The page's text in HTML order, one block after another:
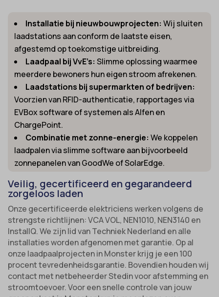
Installatie bij nieuwbouwprojecten: Wij sluiten
laadstations aan conform de laatste eisen,
afgestemd op toekomstige uitbreiding.
Laadpaal bij VvE’s: Slimme oplossing waarmee
meerdere bewoners hun eigen stroom afrekenen.
Laadstations bij supermarkten of bedrijven:
Voorzien van RFID-authenticatie, rapportages via
EVBox software of systemen als Alfen en
ChargePoint.
Combinatie met zonne-energie: We koppelen
laadpalen via slimme software aan bijvoorbeeld
zonnepanelen van GoodWe of SolarEdge.
Veilig, gecertificeerd en gegarandeerd
zorgeloos laden
Onze gecertificeerde elektriciens werken volgens de
strengste richtlijnen: VCA VOL, NEN1010, NEN3140 en
InstallQ. We zijn lid van Techniek Nederland en alle
installaties worden afgenomen met garantie. Op al
onze laadpaalprojecten in Monster krijg je een 100
procent tevredenheidsgarantie. Bovendien houden wij
contact met netbeheerder Stedin voor afstemming en
stroomtoevoer. Voor een snelle controle van jouw